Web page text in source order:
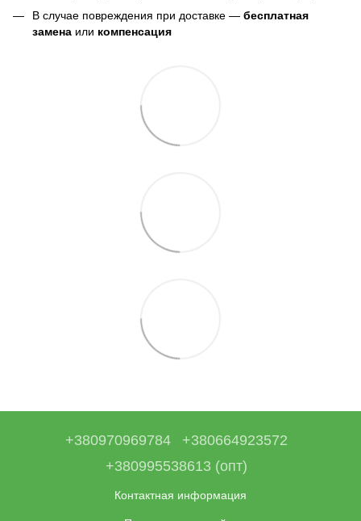
В случае повреждения при доставке — бесплатная
замена или компенсация
+380970969784
+380664923572
+380995538613 (опт)
Контактная информация